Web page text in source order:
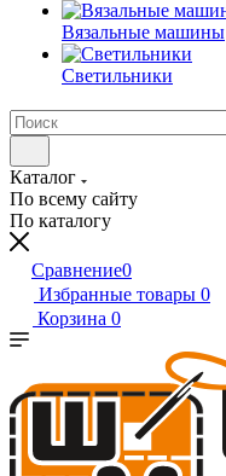
Вязальные машины
Светильники
Каталог
По всему сайту
По каталогу
Сравнение0
Избранные товары 0
Корзина 0